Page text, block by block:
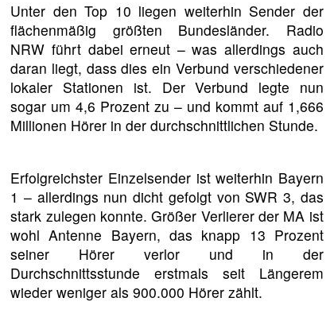
Unter den Top 10 liegen weiterhin Sender der
flächenmäßig größten Bundesländer. Radio
NRW führt dabei erneut – was allerdings auch
daran liegt, dass dies ein Verbund verschiedener
lokaler Stationen ist. Der Verbund legte nun
sogar um 4,6 Prozent zu – und kommt auf 1,666
Millionen Hörer in der durchschnittlichen Stunde.
Erfolgreichster Einzelsender ist weiterhin Bayern
1 – allerdings nun dicht gefolgt von SWR 3, das
stark zulegen konnte. Größer Verlierer der MA ist
wohl Antenne Bayern, das knapp 13 Prozent
seiner Hörer verlor und in der
Durchschnittsstunde erstmals seit Längerem
wieder weniger als 900.000 Hörer zählt.